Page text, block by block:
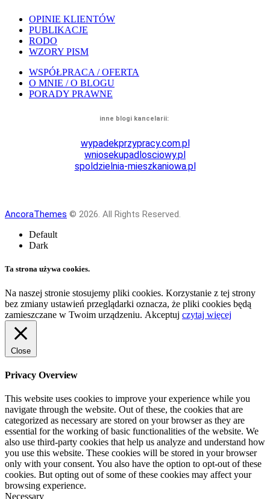
OPINIE KLIENTÓW
PUBLIKACJE
RODO
WZORY PISM
WSPÓŁPRACA / OFERTA
O MNIE / O BLOGU
PORADY PRAWNE
inne blogi kancelarii:
wypadekprzypracy.com.pl
wniosekupadlosciowy.pl
spoldzielnia-mieszkaniowa.pl
AncoraThemes © 2026. All Rights Reserved.
Default
Dark
Ta strona używa cookies.
Na naszej stronie stosujemy pliki cookies. Korzystanie z tej strony
bez zmiany ustawień przeglądarki oznacza, że pliki cookies będą
zamieszczane w Twoim urządzeniu. Akceptuj czytaj więcej
Close
Privacy Overview
This website uses cookies to improve your experience while you
navigate through the website. Out of these, the cookies that are
categorized as necessary are stored on your browser as they are
essential for the working of basic functionalities of the website. We
also use third-party cookies that help us analyze and understand how
you use this website. These cookies will be stored in your browser
only with your consent. You also have the option to opt-out of these
cookies. But opting out of some of these cookies may affect your
browsing experience.
Necessary